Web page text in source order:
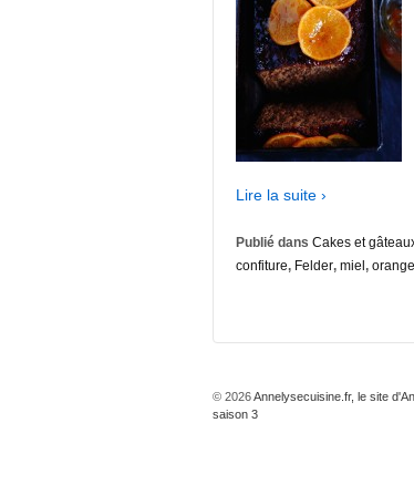
Lire la suite ›
Publié dans Cakes et
confiture, Felder, miel , orange
© 2026Annelysecuisine.fr, le site
saison 3